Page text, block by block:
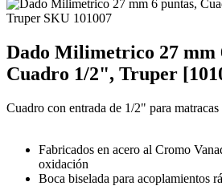
Truper SKU 101007
Dado Milimetrico 27 mm
Cuadro 1/2", Truper
Cuadro con entrada de 1/2" para matracas
Fabricados en acero al Cromo
oxidación
Boca biselada para acoplamientos